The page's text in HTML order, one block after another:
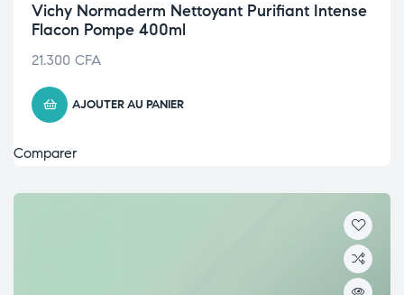
Vichy Normaderm Nettoyant Purifiant Intense
Flacon Pompe 400ml
21.300 CFA
AJOUTER AU PANIER
Comparer